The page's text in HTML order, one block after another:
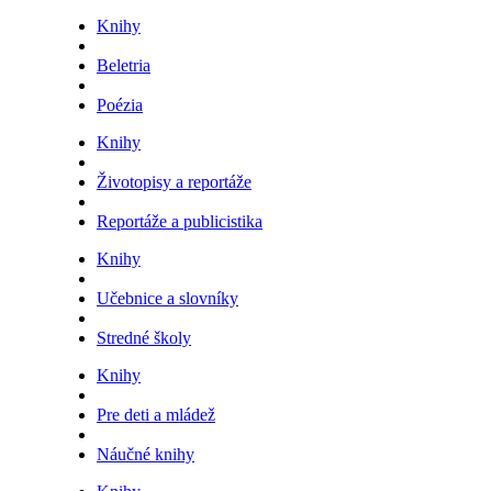
Knihy
Beletria
Poézia
Knihy
Životopisy a reportáže
Reportáže a publicistika
Knihy
Učebnice a slovníky
Stredné školy
Knihy
Pre deti a mládež
Náučné knihy